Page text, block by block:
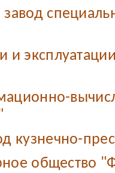
эксплуатации
кузнечно-
общество